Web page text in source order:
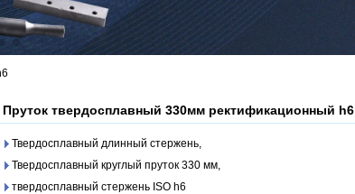
Пруток твердосплавный 330мм ректификационный h6
Твердосплавный длинный стержень,
Твердосплавный круглый пруток 330 мм,
твердосплавный стержень ISO h6